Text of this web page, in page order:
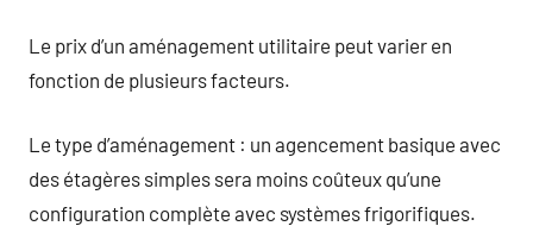
Le prix d’un aménagement utilitaire peut varier en
fonction de plusieurs facteurs.
Le type d’aménagement : un agencement basique avec
des étagères simples sera moins coûteux qu’une
configuration complète avec systèmes frigorifiques.